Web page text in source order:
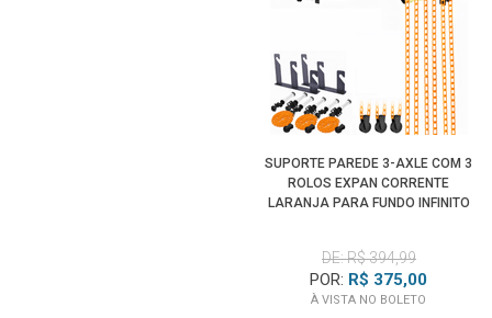
SUPORTE PAREDE 3-AXLE COM 3
ROLOS EXPAN CORRENTE
LARANJA PARA FUNDO INFINITO
DE: R$ 394,99
POR: R$ 375,00
À VISTA NO BOLETO